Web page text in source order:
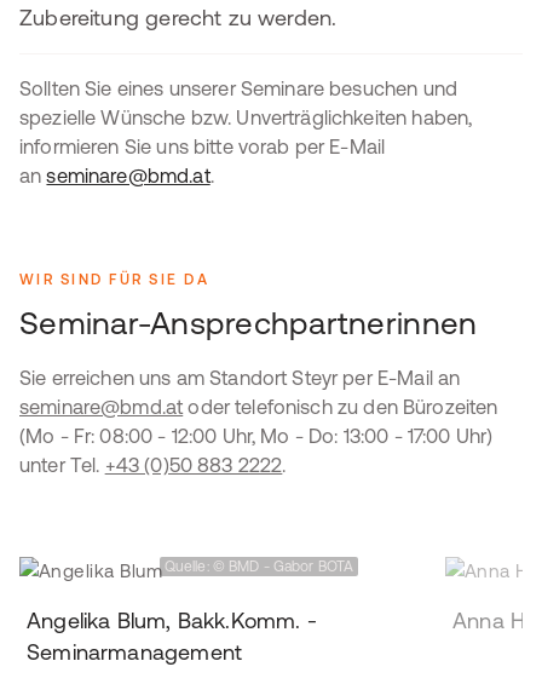
Zubereitung gerecht zu werden.
Sollten Sie eines unserer Seminare besuchen und
spezielle Wünsche bzw. Unverträglichkeiten haben,
informieren Sie uns bitte vorab per E-Mail
anseminare@bmd.at.
WIR SIND FÜR SIE DA
Seminar-Ansprechpartnerinnen
Sie erreichen uns am Standort Steyr per E-Mail an
seminare@bmd.at oder telefonisch zu den Bürozeiten
(Mo - Fr: 08:00 - 12:00 Uhr, Mo - Do: 13:00 - 17:00 Uhr)
unter Tel. +43 (0)50 883 2222.
Quelle: © BMD - Gabor BOTA
Angelika Blum, Bakk.Komm. -
Seminarmanagement
Anna